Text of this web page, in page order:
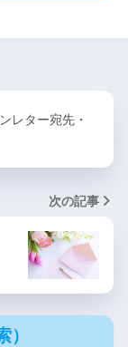
レター宛先・
次の記事